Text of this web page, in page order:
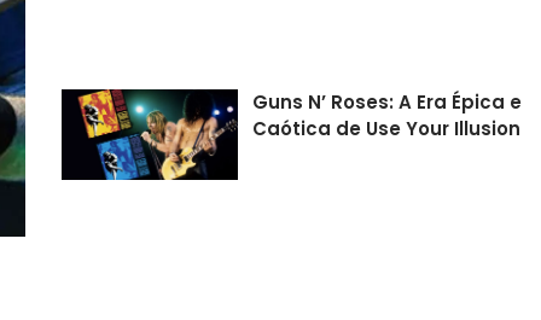
Guns N’ Roses: A Era Épica e
Caótica de Use Your Illusion